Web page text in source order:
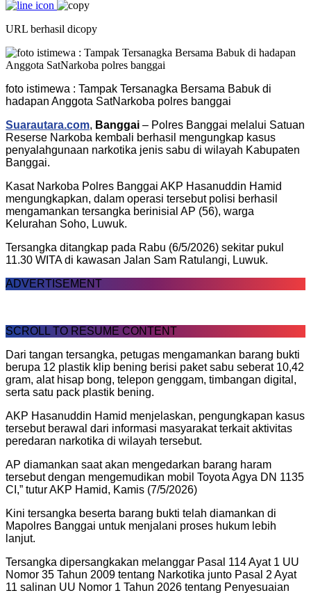
URL berhasil dicopy
foto istimewa : Tampak Tersanagka Bersama Babuk di
hadapan Anggota SatNarkoba polres banggai
Suarautara.com, Banggai – Polres Banggai melalui Satuan
Reserse Narkoba kembali berhasil mengungkap kasus
penyalahgunaan narkotika jenis sabu di wilayah Kabupaten
Banggai.
Kasat Narkoba Polres Banggai AKP Hasanuddin Hamid
mengungkapkan, dalam operasi tersebut polisi berhasil
mengamankan tersangka berinisial AP (56), warga
Kelurahan Soho, Luwuk.
Tersangka ditangkap pada Rabu (6/5/2026) sekitar pukul
11.30 WITA di kawasan Jalan Sam Ratulangi, Luwuk.
ADVERTISEMENT
SCROLL TO RESUME CONTENT
Dari tangan tersangka, petugas mengamankan barang bukti
berupa 12 plastik klip bening berisi paket sabu seberat 10,42
gram, alat hisap bong, telepon genggam, timbangan digital,
serta satu pack plastik bening.
AKP Hasanuddin Hamid menjelaskan, pengungkapan kasus
tersebut berawal dari informasi masyarakat terkait aktivitas
peredaran narkotika di wilayah tersebut.
AP diamankan saat akan mengedarkan barang haram
tersebut dengan mengemudikan mobil Toyota Agya DN 1135
CI,” tutur AKP Hamid, Kamis (7/5/2026)
Kini tersangka beserta barang bukti telah diamankan di
Mapolres Banggai untuk menjalani proses hukum lebih
lanjut.
Tersangka dipersangkakan melanggar Pasal 114 Ayat 1 UU
Nomor 35 Tahun 2009 tentang Narkotika junto Pasal 2 Ayat
11 salinan UU Nomor 1 Tahun 2026 tentang Penyesuaian